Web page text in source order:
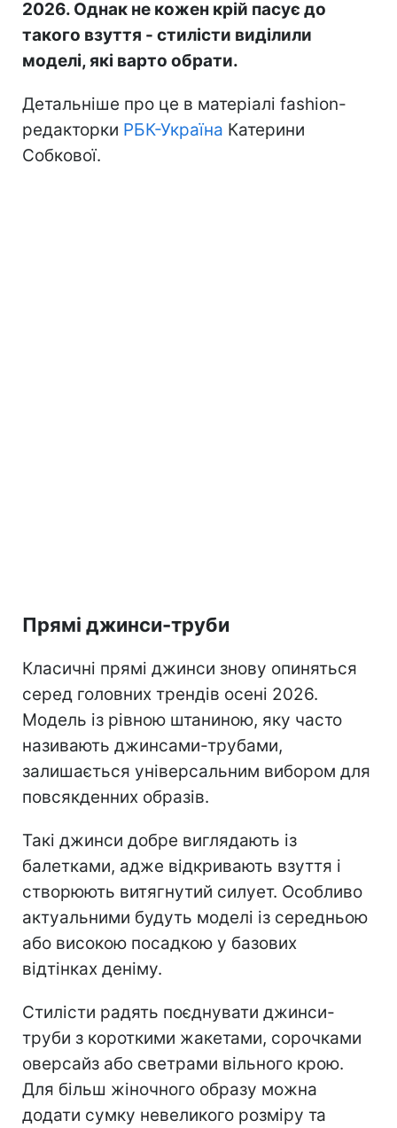
2026. Однак не кожен крій пасує до
такого взуття - стилісти виділили
моделі, які варто обрати.
Детальніше про це в матеріалі fashion-
редакторки РБК-Україна Катерини
Собкової.
Прямі джинси-труби
Класичні прямі джинси знову опиняться
серед головних трендів осені 2026.
Модель із рівною штаниною, яку часто
називають джинсами-трубами,
залишається універсальним вибором для
повсякденних образів.
Такі джинси добре виглядають із
балетками, адже відкривають взуття і
створюють витягнутий силует. Особливо
актуальними будуть моделі із середньою
або високою посадкою у базових
відтінках деніму.
Стилісти радять поєднувати джинси-
труби з короткими жакетами, сорочками
оверсайз або светрами вільного крою.
Для більш жіночного образу можна
додати сумку невеликого розміру та